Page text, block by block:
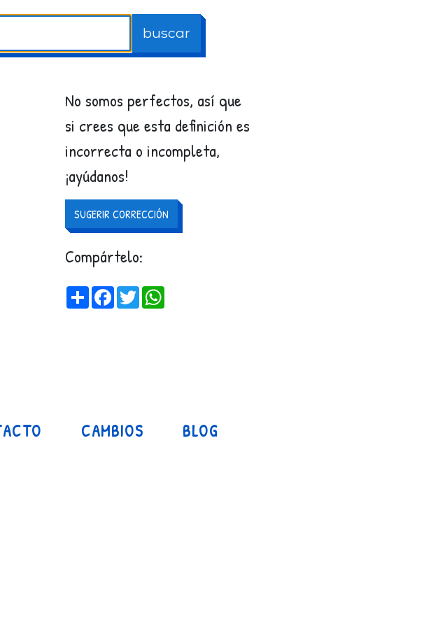
buscar
No somos perfectos, así que
si crees que esta definición es
incorrecta o incompleta,
¡ayúdanos!
SUGERIR CORRECCIÓN
Compártelo:
Share FacebookTwitter
CAMBIOS
BLOG